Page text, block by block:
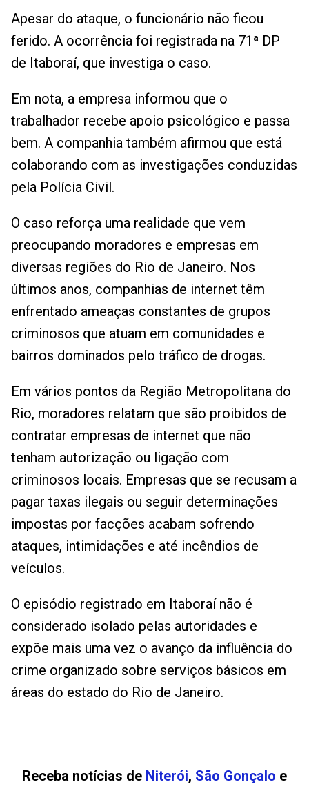
Apesar do ataque, o funcionário não ficou
ferido. A ocorrência foi registrada na 71ª DP
de Itaboraí, que investiga o caso.
Em nota, a empresa informou que o
trabalhador recebe apoio psicológico e passa
bem. A companhia também afirmou que está
colaborando com as investigações conduzidas
pela Polícia Civil.
O caso reforça uma realidade que vem
preocupando moradores e empresas em
diversas regiões do Rio de Janeiro. Nos
últimos anos, companhias de internet têm
enfrentado ameaças constantes de grupos
criminosos que atuam em comunidades e
bairros dominados pelo tráfico de drogas.
Em vários pontos da Região Metropolitana do
Rio, moradores relatam que são proibidos de
contratar empresas de internet que não
tenham autorização ou ligação com
criminosos locais. Empresas que se recusam a
pagar taxas ilegais ou seguir determinações
impostas por facções acabam sofrendo
ataques, intimidações e até incêndios de
veículos.
O episódio registrado em Itaboraí não é
considerado isolado pelas autoridades e
expõe mais uma vez o avanço da influência do
crime organizado sobre serviços básicos em
áreas do estado do Rio de Janeiro.
Receba notícias de Niterói, São Gonçalo e